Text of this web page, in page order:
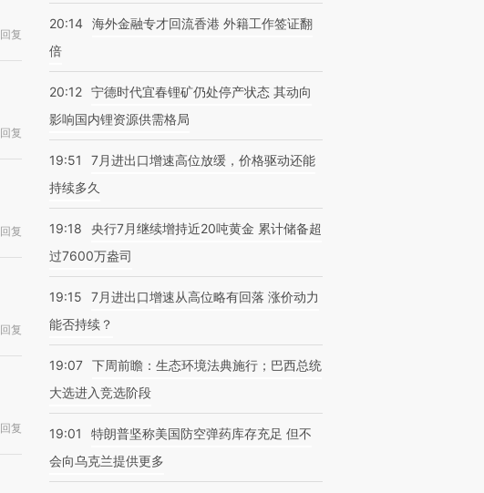
回复
回复
回复
回复
回复
20:14 海外金融专才回流香港 外籍工作签证翻
倍
20:12 宁德时代宜春锂矿仍处停产状态 其动向
影响国内锂资源供需格局
19:51
7月进出口增速高位放缓，价格驱动还能
持续多久
19:18
央行7月继续增持近20吨黄金 累计储备超
过7600万盎司
19:15
7月进出口增速从高位略有回落 涨价动力
能否持续？
19:07 下周前瞻：生态环境法典施行；巴西总统
大选进入竞选阶段
19:01
特朗普坚称美国防空弹药库存充足 但不
会向乌克兰提供更多